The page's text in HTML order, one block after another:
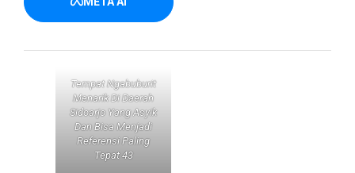
Tempat Ngabuburit
Menarik Di Daerah
Sidoarjo Yang Asyik
Dan Bisa Menjadi
Referensi Paling
Tepat 43